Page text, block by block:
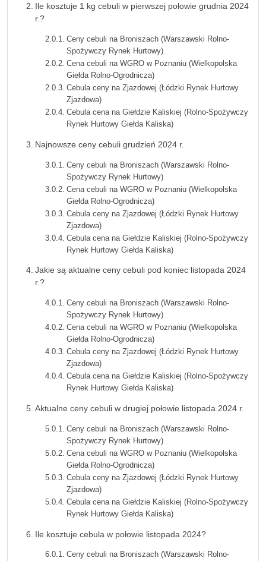
Ile kosztuje 1 kg cebuli w pierwszej połowie grudnia 2024
r.?
Ceny cebuli na Broniszach (Warszawski Rolno-
Spożywczy Rynek Hurtowy)
Cena cebuli na WGRO w Poznaniu (Wielkopolska
Giełda Rolno-Ogrodnicza)
Cebula ceny na Zjazdowej (Łódzki Rynek Hurtowy
Zjazdowa)
Cebula cena na Giełdzie Kaliskiej (Rolno-Spożywczy
Rynek Hurtowy Giełda Kaliska)
Najnowsze ceny cebuli grudzień 2024 r.
Ceny cebuli na Broniszach (Warszawski Rolno-
Spożywczy Rynek Hurtowy)
Cena cebuli na WGRO w Poznaniu (Wielkopolska
Giełda Rolno-Ogrodnicza)
Cebula ceny na Zjazdowej (Łódzki Rynek Hurtowy
Zjazdowa)
Cebula cena na Giełdzie Kaliskiej (Rolno-Spożywczy
Rynek Hurtowy Giełda Kaliska)
Jakie są aktualne ceny cebuli pod koniec listopada 2024
r.?
Ceny cebuli na Broniszach (Warszawski Rolno-
Spożywczy Rynek Hurtowy)
Cena cebuli na WGRO w Poznaniu (Wielkopolska
Giełda Rolno-Ogrodnicza)
Cebula ceny na Zjazdowej (Łódzki Rynek Hurtowy
Zjazdowa)
Cebula cena na Giełdzie Kaliskiej (Rolno-Spożywczy
Rynek Hurtowy Giełda Kaliska)
Aktualne ceny cebuli w drugiej połowie listopada 2024 r.
Ceny cebuli na Broniszach (Warszawski Rolno-
Spożywczy Rynek Hurtowy)
Cena cebuli na WGRO w Poznaniu (Wielkopolska
Giełda Rolno-Ogrodnicza)
Cebula ceny na Zjazdowej (Łódzki Rynek Hurtowy
Zjazdowa)
Cebula cena na Giełdzie Kaliskiej (Rolno-Spożywczy
Rynek Hurtowy Giełda Kaliska)
Ile kosztuje cebula w połowie listopada 2024?
Ceny cebuli na Broniszach (Warszawski Rolno-